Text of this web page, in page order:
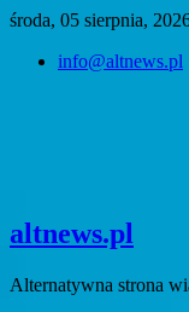
Skip
content
środa, 05 sierpnia,
info@altnews.pl
altnews.pl
Alternatywna strona